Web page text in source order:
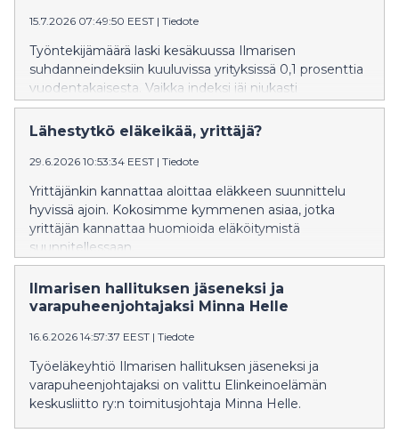
15.7.2026 07:49:50 EEST | Tiedote
Työntekijämäärä laski kesäkuussa Ilmarisen
suhdanneindeksiin kuuluvissa yrityksissä 0,1 prosenttia
vuodentakaisesta. Vaikka indeksi jäi niukasti
miinukselle, talouden piristymisestä on merkkejä
näkyvissä. Työmarkkinoilla käänne näkyy kuitenkin
Lähestytkö eläkeikää, yrittäjä?
29.6.2026 10:53:34 EEST | Tiedote
Yrittäjänkin kannattaa aloittaa eläkkeen suunnittelu
hyvissä ajoin. Kokosimme kymmenen asiaa, jotka
yrittäjän kannattaa huomioida eläköitymistä
suunnitellessaan.
Ilmarisen hallituksen jäseneksi ja
varapuheenjohtajaksi Minna Helle
16.6.2026 14:57:37 EEST | Tiedote
Työeläkeyhtiö Ilmarisen hallituksen jäseneksi ja
varapuheenjohtajaksi on valittu Elinkeinoelämän
keskusliitto ry:n toimitusjohtaja Minna Helle.